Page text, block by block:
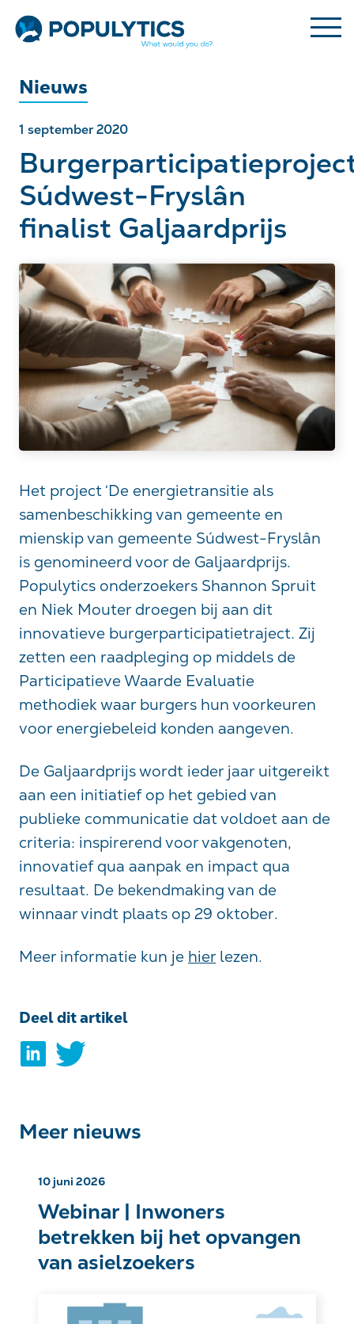
Nieuws
1 september 2020
Súdwest-Fryslân
finalist Galjaardprijs
Het project ‘De energietransitie als
samenbeschikking van gemeente en
mienskip van gemeente Súdwest-Fryslân
is genomineerd voor de Galjaardprijs.
Populytics onderzoekers Shannon Spruit
en Niek Mouter droegen bij aan dit
innovatieve burgerparticipatietraject. Zij
zetten een raadpleging op middels de
Participatieve Waarde Evaluatie
methodiek waar burgers hun voorkeuren
voor energiebeleid konden aangeven.
De Galjaardprijs wordt ieder jaar uitgereikt
aan een initiatief op het gebied van
publieke communicatie dat voldoet aan de
criteria: inspirerend voor vakgenoten,
innovatief qua aanpak en impact qua
resultaat. De bekendmaking van de
winnaar vindt plaats op 29 oktober.
Meer informatie kun je hierlezen.
Deel dit artikel
Meer nieuws
10 juni 2026
Webinar | Inwoners
betrekken bij het opvangen
van asielzoekers